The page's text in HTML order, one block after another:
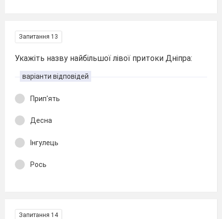
Запитання 13
Укажіть назву найбільшої лівої притоки Дніпра:
варіанти відповідей
Прип'ять
Десна
Інгулець
Рось
Запитання 14